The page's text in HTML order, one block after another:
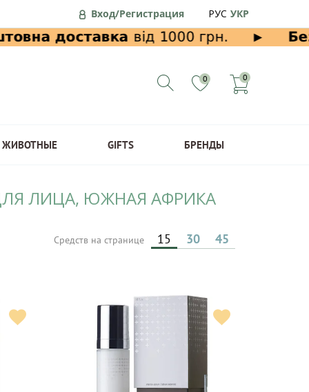
Вход/Регистрация РУС УКР
0 0
ЖИВОТНЫЕ GIFTS БРЕНДЫ
ЛИЦА, ЮЖНАЯ АФРИКА
Средств на странице 15 30 45